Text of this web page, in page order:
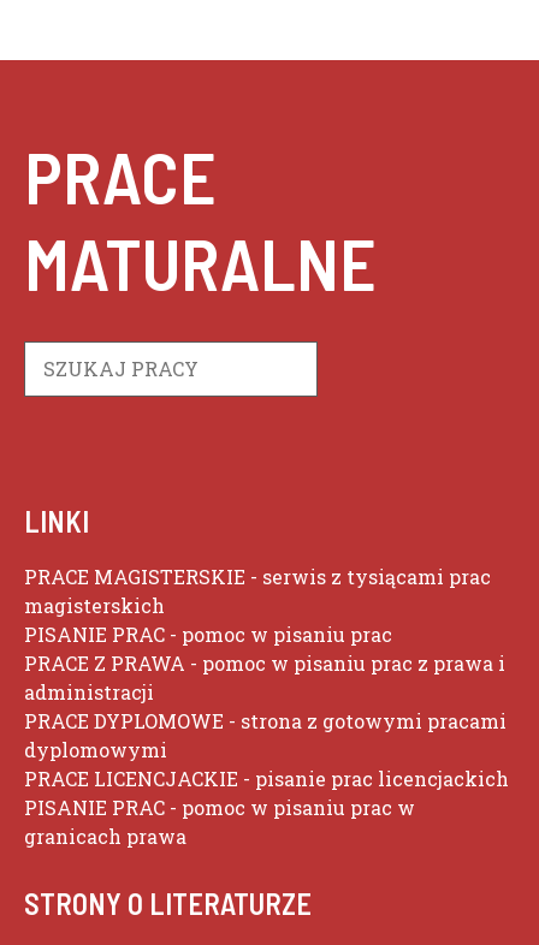
PRACE
MATURALNE
LINKI
PRACE MAGISTERSKIE - serwis z tysiącami prac
magisterskich
PISANIE PRAC - pomoc w pisaniu prac
PRACE Z PRAWA - pomoc w pisaniu prac z prawa i
administracji
PRACE DYPLOMOWE - strona z gotowymi pracami
dyplomowymi
PRACE LICENCJACKIE - pisanie prac licencjackich
PISANIE PRAC - pomoc w pisaniu prac w
granicach prawa
STRONY O LITERATURZE